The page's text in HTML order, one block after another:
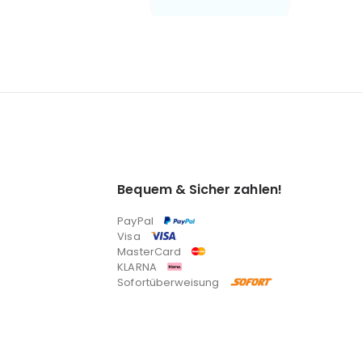
Bequem & Sicher zahlen!
PayPal
Visa
MasterCard
KLARNA
Sofortüberweisung